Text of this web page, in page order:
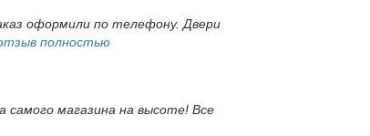
оформили по телефону. Двери
полностью
самого магазина на высоте! Все